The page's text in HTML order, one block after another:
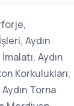
Aydın
Aydın
Korkulukları,
Torna